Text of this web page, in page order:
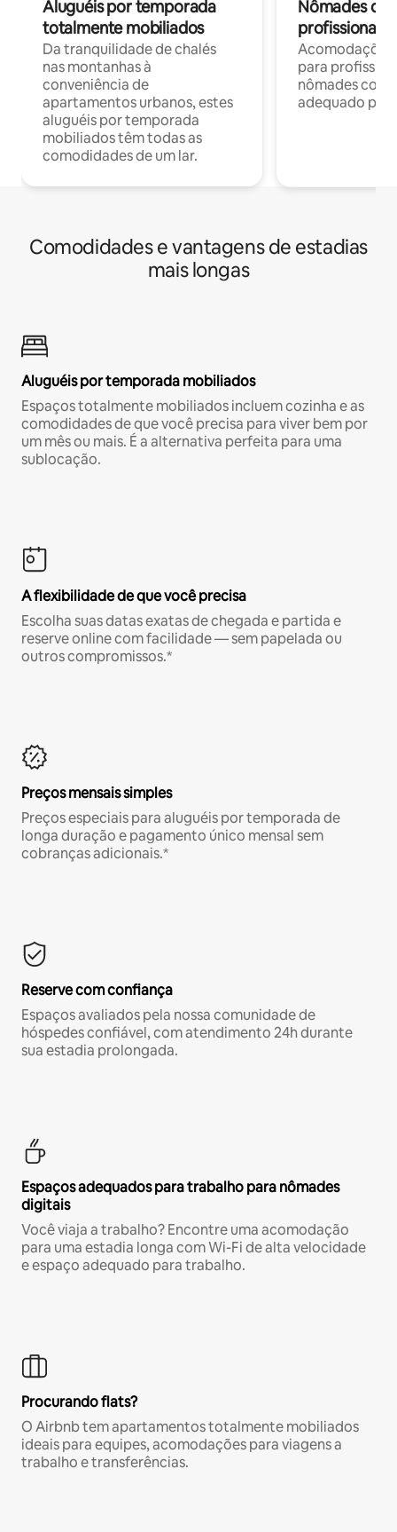
Aluguéis por temporada
totalmente mobiliados
Da tranquilidade de chalés
nas montanhas à
conveniência de
apartamentos urbanos, estes
aluguéis por temporada
mobiliados têm todas as
comodidades de um lar.
Nômades
profissionais
para
nômades com
adequado
Comodidades e vantagens de estadias
mais longas
Aluguéis por temporada mobiliados
Espaços totalmente mobiliados incluem cozinha e as
comodidades de que você precisa para viver bem por
um mês ou mais. É a alternativa perfeita para uma
sublocação.
A flexibilidade de que você precisa
Escolha suas datas exatas de chegada e partida e
reserve online com facilidade — sem papelada ou
outros compromissos.*
Preços mensais simples
Preços especiais para aluguéis por temporada de
longa duração e pagamento único mensal sem
cobranças adicionais.*
Reserve com confiança
Espaços avaliados pela nossa comunidade de
hóspedes confiável, com atendimento 24h durante
sua estadia prolongada.
Espaços adequados para trabalho para nômades
digitais
Você viaja a trabalho? Encontre uma acomodação
para uma estadia longa com Wi-Fi de alta velocidade
e espaço adequado para trabalho.
Procurando flats?
O Airbnb tem apartamentos totalmente mobiliados
ideais para equipes, acomodações para viagens a
trabalho e transferências.